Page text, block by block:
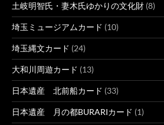
土岐明智氏・妻木氏ゆかりの文化財 (8)
埼玉ミュージアムカード (10)
埼玉縄文カード (24)
大和川周遊カード (13)
日本遺産 北前船カード (33)
日本遺産 月の都BURARIカード (1)